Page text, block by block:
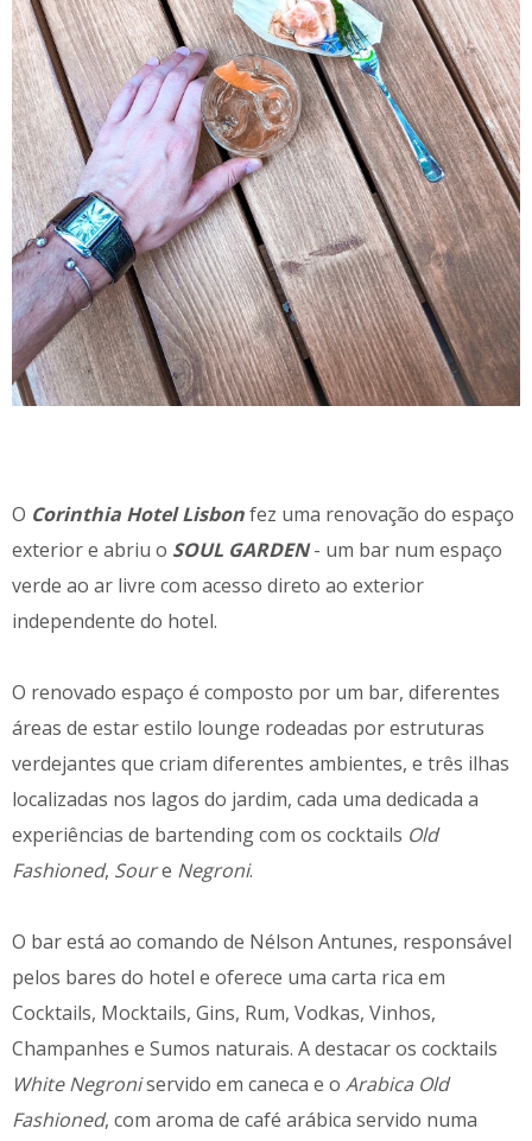
O Corinthia Hotel Lisbonfez uma renovação do espaço
exterior e abriu o SOUL GARDEN- um bar num espaço
verde ao ar livre com acesso direto ao exterior
independente do hotel.
O renovado espaço é composto por um bar, diferentes
áreas de estar estilo lounge rodeadas por estruturas
verdejantes que criam diferentes ambientes, e três ilhas
localizadas nos lagos do jardim, cada uma dedicada a
experiências de bartending com os cocktails Old
Fashioned, Soure Negroni.
O bar está ao comando de Nélson Antunes, responsável
pelos bares do hotel e oferece uma carta rica em
Cocktails, Mocktails, Gins, Rum, Vodkas, Vinhos,
Champanhes e Sumos naturais. A destacar os cocktails
White Negroniservido em caneca e o Arabica Old
Fashioned, com aroma de café arábica servido numa